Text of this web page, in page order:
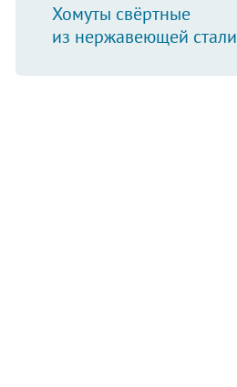
Хомуты свёртные
из нержавеющей стали